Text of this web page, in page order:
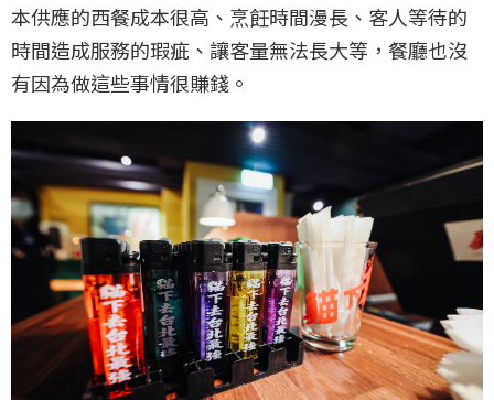
本供應的西餐成本很高、烹飪時間漫長、客人等待的
時間造成服務的瑕疵、讓客量無法長大等，餐廳也沒
有因為做這些事情很賺錢。